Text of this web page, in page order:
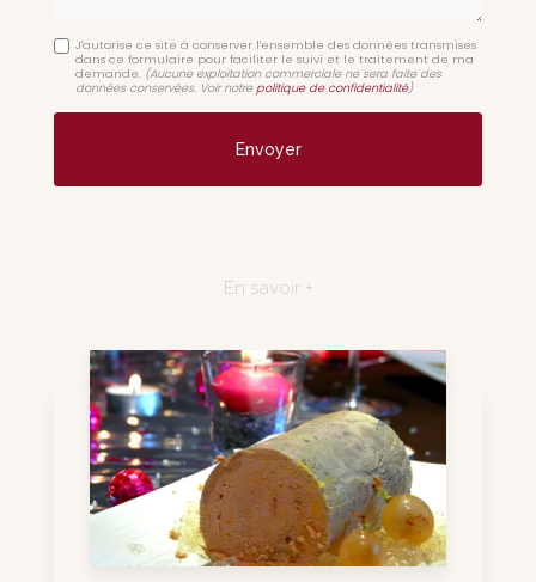
J'autorise ce site à conserver l'ensemble des données transmises
dans ce formulaire pour faciliter le suivi et le traitement de ma
demande. (Aucune exploitation commerciale ne sera faite des
données conservées. Voir notre politique de confidentialité)
En savoir +